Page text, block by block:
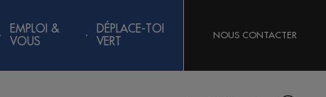
EMPLOI &
VOUS
DÉPLACE-TOI
VERT
NOUS CONTACTER